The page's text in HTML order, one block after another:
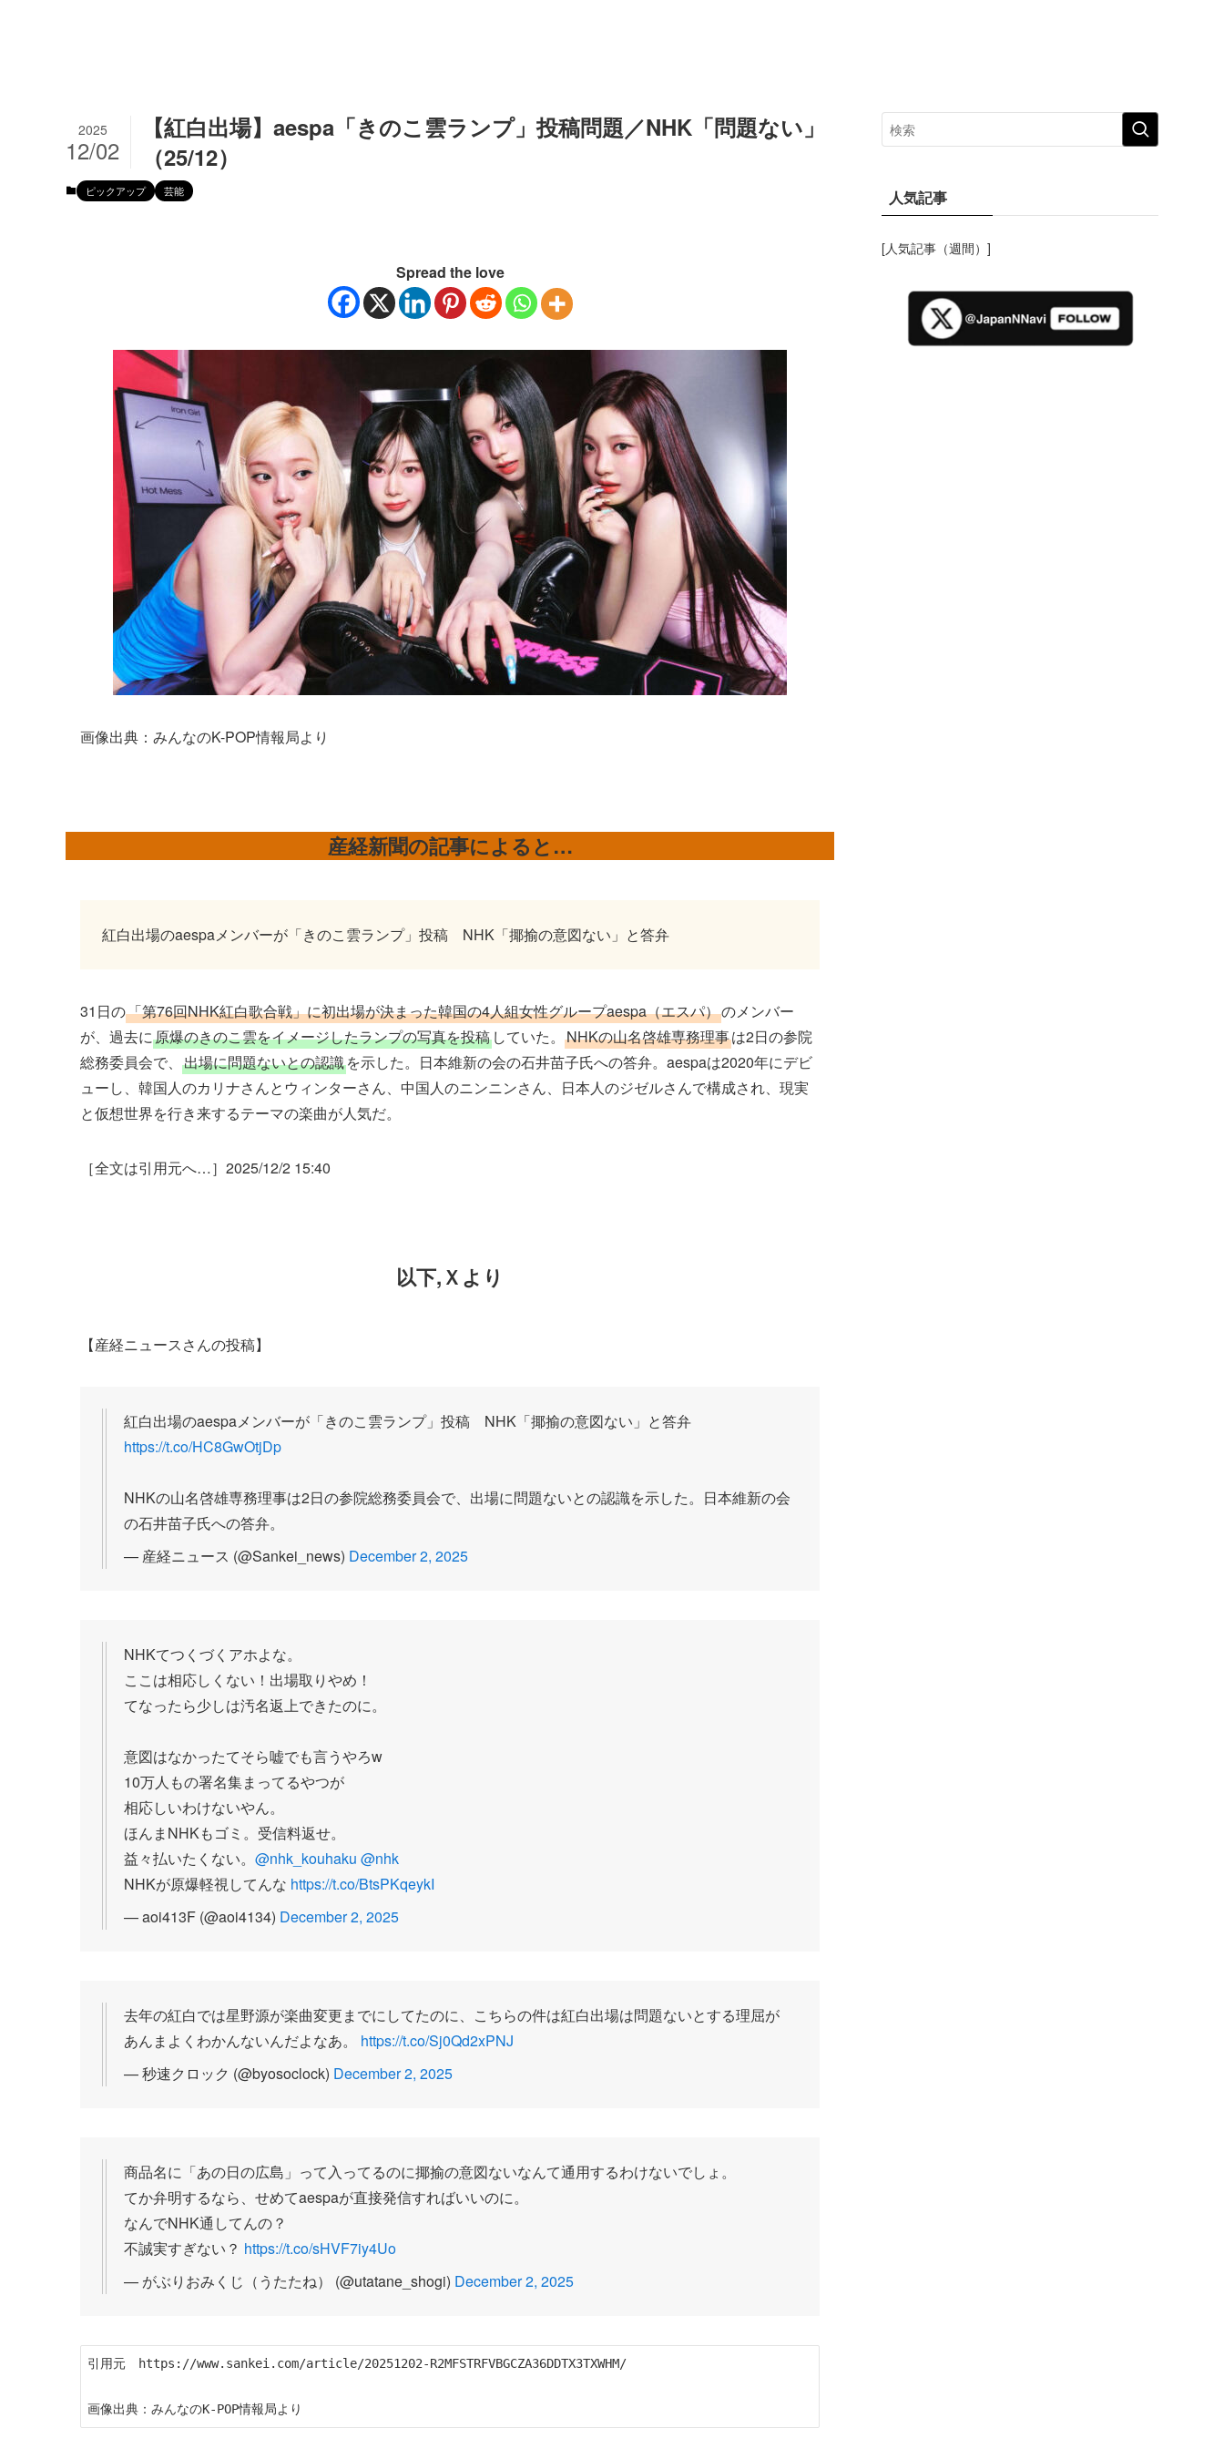
【紅白出場】aespa「きのこ雲ランプ」投稿問題／NHK「問題ない」
（25/12）
2025
12/02
ピックアップ 芸能
Spread the love
画像出典：みんなのK-POP情報局より
産経新聞の記事によると…
紅白出場のaespaメンバーが「きのこ雲ランプ」投稿 NHK「揶揄の意図ない」と答弁
31日の「第76回NHK紅白歌合戦」に初出場が決まった韓国の4人組女性グループaespa（エスパ）のメンバー
が、過去に原爆のきのこ雲をイメージしたランプの写真を投稿 していた。 NHKの山名啓雄専務理事は2日の参院
総務委員会で、 出場に問題ないとの認識を示した。日本維新の会の石井苗子氏への答弁。aespaは2020年にデビ
ューし、韓国人のカリナさんとウィンターさん、中国人のニンニンさん、日本人のジゼルさんで構成され、現実
と仮想世界を行き来するテーマの楽曲が人気だ。
［全文は引用元へ…］2025/12/2 15:40
以下,Ｘより
【産経ニュースさんの投稿】
紅白出場のaespaメンバーが「きのこ雲ランプ」投稿 NHK「揶揄の意図ない」と答弁
https://t.co/HC8GwOtjDp
NHKの山名啓雄専務理事は2日の参院総務委員会で、出場に問題ないとの認識を示した。日本維新の会
の石井苗子氏への答弁。
— 産経ニュース (@Sankei_news) December 2, 2025
NHKてつくづくアホよな。
ここは相応しくない！出場取りやめ！
てなったら少しは汚名返上できたのに。
意図はなかったてそら嘘でも言うやろw
10万人もの署名集まってるやつが
相応しいわけないやん。
ほんまNHKもゴミ。受信料返せ。
益々払いたくない。 @nhk_kouhaku @nhk
NHKが原爆軽視してんな https://t.co/BtsPKqeykI
— aoi413F (@aoi4134) December 2, 2025
去年の紅白では星野源が楽曲変更までにしてたのに、こちらの件は紅白出場は問題ないとする理屈が
あんまよくわかんないんだよなあ。 https://t.co/Sj0Qd2xPNJ
— 秒速クロック (@byosoclock) December 2, 2025
商品名に「あの日の広島」って入ってるのに揶揄の意図ないなんて通用するわけないでしょ。
てか弁明するなら、せめてaespaが直接発信すればいいのに。
なんでNHK通してんの？
不誠実すぎない？ https://t.co/sHVF7iy4Uo
— がぶりおみくじ（うたたね） (@utatane_shogi) December 2, 2025
引用元　https://www.sankei.com/article/20251202-R2MFSTRFVBGCZA36DDTX3TXWHM/
画像出典：みんなのK-POP情報局より
人気記事
[人気記事（週間）]